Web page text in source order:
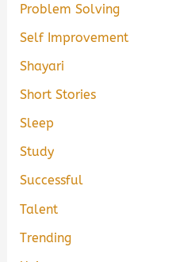
Problem Solving
Self Improvement
Shayari
Short Stories
Sleep
Study
Successful
Talent
Trending